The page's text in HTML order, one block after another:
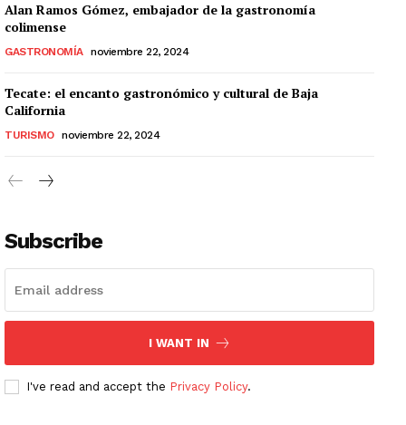
Alan Ramos Gómez, embajador de la gastronomía
colimense
GASTRONOMÍA noviembre 22, 2024
Tecate: el encanto gastronómico y cultural de Baja
California
TURISMO noviembre 22, 2024
Subscribe
I WANT IN
I've read and accept the Privacy Policy.